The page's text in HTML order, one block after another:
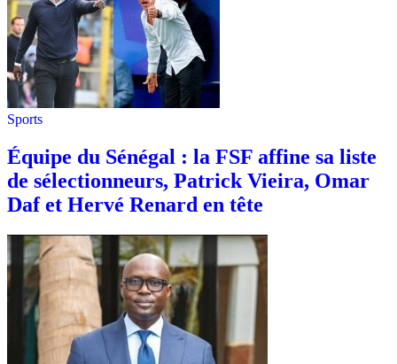
Sports
Équipe du Sénégal : la FSF affine sa liste
de sélectionneurs, Patrick Vieira, Omar
Daf et Hervé Renard en tête